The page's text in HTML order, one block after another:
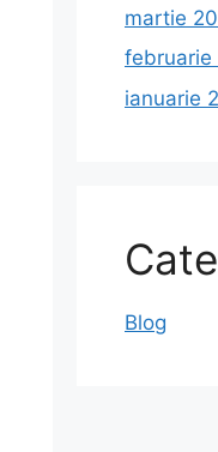
martie
februarie
ianuarie
Blog